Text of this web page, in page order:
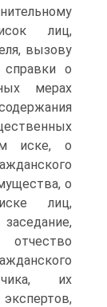
лиц,
вызову
о
мерах
иске, о
о
лиц,
их